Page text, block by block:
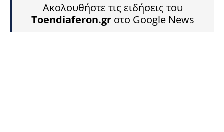
Ακολουθήστε τις ειδήσεις του
Toendiaferon.gr στο Google News